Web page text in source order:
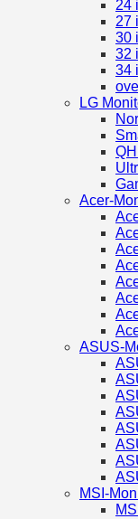
24
27
30
32
34
LG
Acer-
ASUS-
MSI-